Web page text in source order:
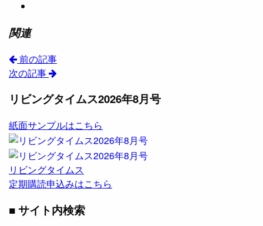
関連
前の記事
次の記事
リビングタイムス2026年8月号
紙面サンプルはこちら
リビングタイムス
定期購読申込みはこちら
■ サイト内検索